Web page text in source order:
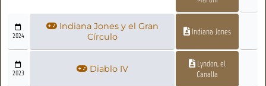
2024
Indiana Jones y el Gran
Círculo
Indiana Jones
2023 Diablo IV
Lyndon, el
Canalla